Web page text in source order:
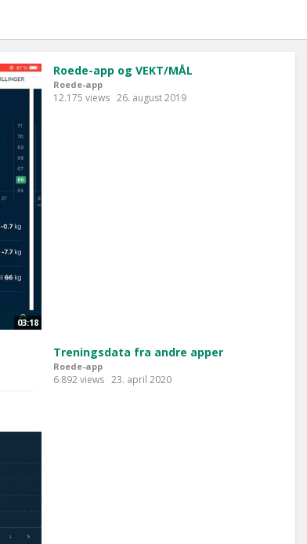
03:18
Roede-app og VEKT/MÅL
Roede-app
12.175 views 26. august 2019
Treningsdata fra andre apper
Roede-app
6.892 views 23. april 2020